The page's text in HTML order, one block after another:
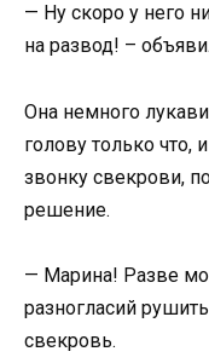
— Ну скоро у него
на развод! –
Она немного
голову только что,
звонку свекрови,
решение.
— Марина! Разве
разногласий
свекровь.